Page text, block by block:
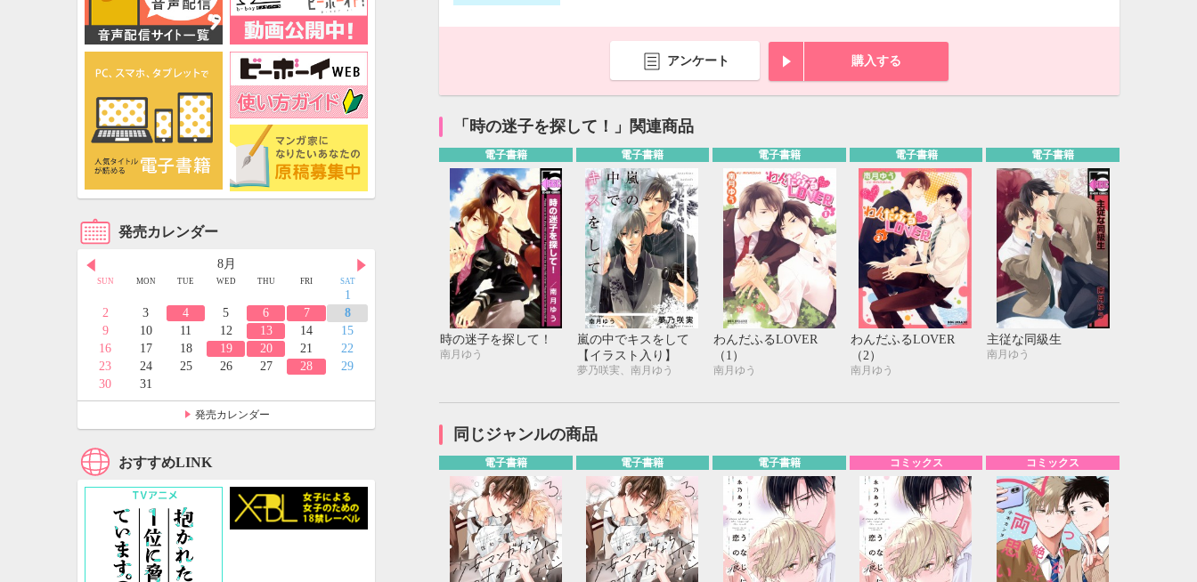
アンケート 購入する
「時の迷子を探して！」関連商品
電子書籍
時の迷子を探して！
南月ゆう
電子書籍
嵐の中でキスをして
【イラスト入り】
夢乃咲実、南月ゆう
電子書籍
わんだふるLOVER
（1）
南月ゆう
電子書籍
わんだふるLOVER
（2）
南月ゆう
電子書籍
主従な同級生
南月ゆう
同じジャンルの商品
電子書籍 電子書籍 電子書籍 コミックス コミックス
発売カレンダー
8月
SUN MON TUE WED THU FRI SAT
1
2
3 4 5 6 7
8
9
10 11 12 13 14
15
16
17 18 19 20 21
22
23
24 25 26 27 28
29
30
31
9月
MON TUE WED THU FRI SAT
1 2 4
5
8 9 11
12
14 15 16 17 18
19
21 22 23 25
26
10月
SUN MON TUE WED THU FRI SAT
1 2
3
4
5 6 7 9
10
12 13 14 15 16
17
19 22 23
26 29
発売カレンダー
おすすめLINK